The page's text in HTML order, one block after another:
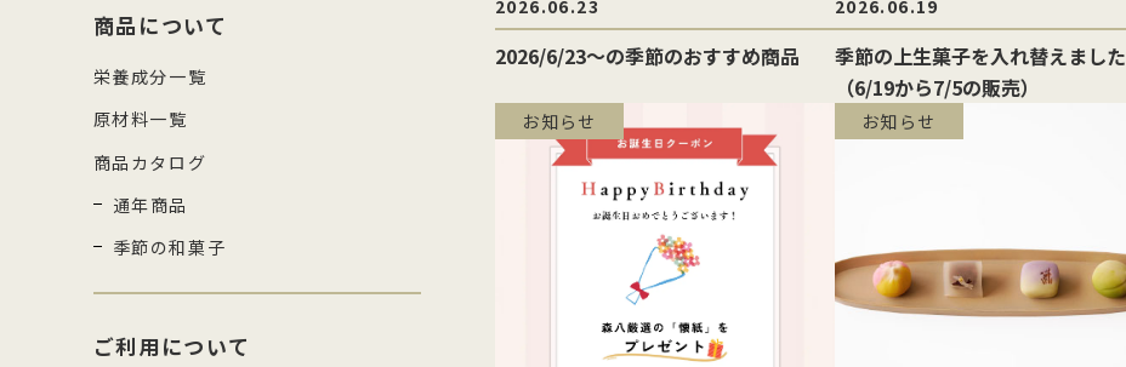
2026.06.23
2026/6/23〜の季節のおすすめ商品
2026.06.19
季節の上生菓子を入れ替えました
（6/19から7/5の販売）
お知らせ お知らせ
商品について
栄養成分一覧
原材料一覧
商品カタログ
通年商品
季節の和菓子
ご利用について